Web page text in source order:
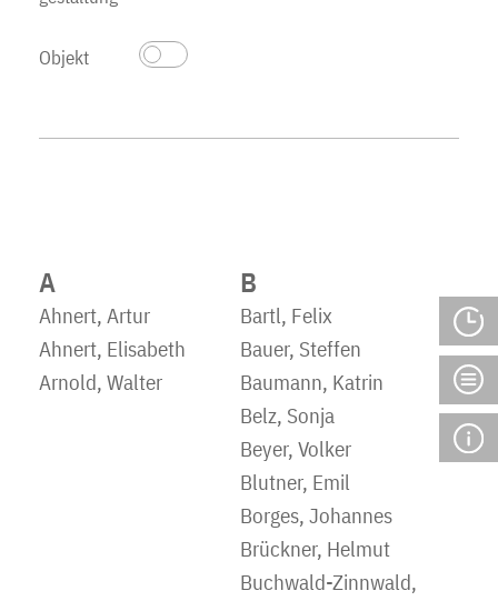
Objekt
A
Ahnert, Artur
Ahnert, Elisabeth
Arnold, Walter
B
Bartl, Felix
Bauer, Steffen
Baumann, Katrin
Belz, Sonja
Beyer, Volker
Blutner, Emil
Borges, Johannes
Brückner, Helmut
Buchwald-Zinnwald,